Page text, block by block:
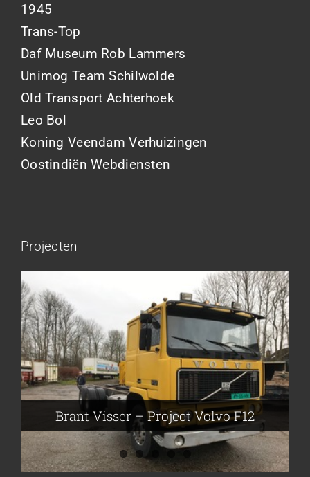
1945
Trans-Top
Daf Museum Rob Lammers
Unimog Team Schilwolde
Old Transport Achterhoek
Leo Bol
Koning Veendam Verhuizingen
Oostindiën Webdiensten
Projecten
Brant Visser – Project Volvo F12
Flikkema – Spijk
Brant Visser – Project Volvo F88
Auke van der Kooi – Projekt Scania
John Moesker – Project Bedford